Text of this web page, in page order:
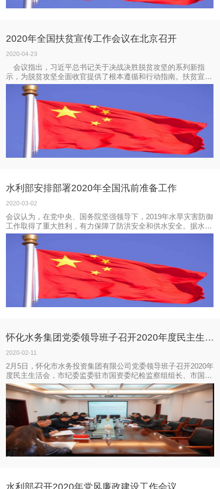
2020年全国扶贫宣传工作会议在北京召开
2020-04-23
会议指出，习近平总书记关于决战决胜脱贫攻坚的系列新指
示，为脱贫攻坚全面收官提供了根本遵循和行动指南。扶贫宣传
战线要把深入学习贯彻习近平总书记新指示作为当前和今后一个
时期的重要政治任务，坚决扛起做好扶贫宣传工作的政治责任。
水利部安排部署2020年全国汛前准备工作
2020-03-02
会议认为，在党中央、国务院坚强领导下，2019年水旱灾害防御
工作取得了重大胜利，有力保障了防洪安全和供水安全。据水文
气象预测，今年汛期我国气候形势复杂，气候状态总体偏差，汛
期南北方降雨不均，区域性暴雨洪水和干旱将重于常年，极端气
象水文事件可能多发，有可能发生流
怀化水务集团党委领导班子召开2020年度民主生活会
2020-02-11
2月5日，怀化市水务投资集团有限公司党委领导班子召开2020年
度民主生活会，市纪委监委驻市国资委纪检监察组组长、市国资
委党委委员巢致林、市国资委四级调研员向明格、市国资委企业
党建科科员吴亮到会督促指导。集团党委书记、董事长杨秀和、
党委副书记、总经理杨琛飞，党委
水利部召开2020年党风廉政建设工作会议